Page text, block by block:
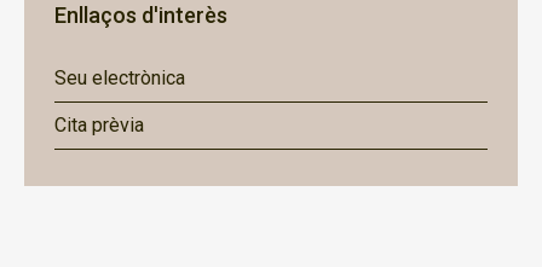
Enllaços d'interès
Seu electrònica
Cita prèvia